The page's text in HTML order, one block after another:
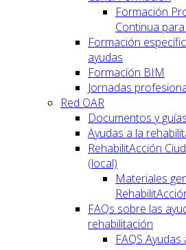
Formación
Continua
Formación
ayudas
Formación BIM
Jornadas
Red OAR
Documentos y guías
Ayudas a la
RehabilitAcción
(local)
Materiales
FAQs sobre las
rehabilitación
FAQS Ayudas